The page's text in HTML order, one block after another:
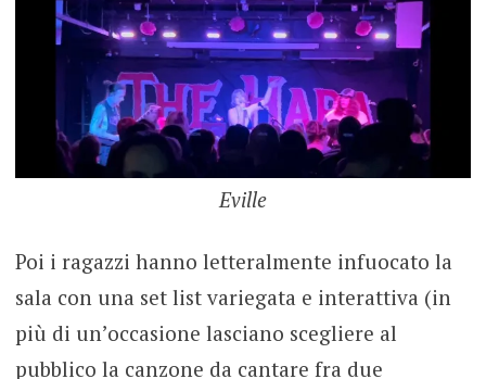
Eville
Poi i ragazzi hanno letteralmente infuocato la
sala con una set list variegata e interattiva (in
più di un’occasione lasciano scegliere al
pubblico la canzone da cantare fra due